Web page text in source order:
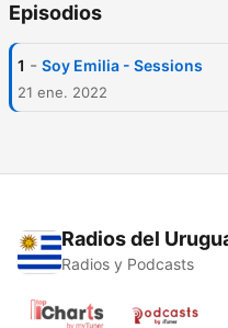
Episodios
1 - Soy Emilia - Sessions
21 ene. 2022
Radios del
Radios y Podcasts